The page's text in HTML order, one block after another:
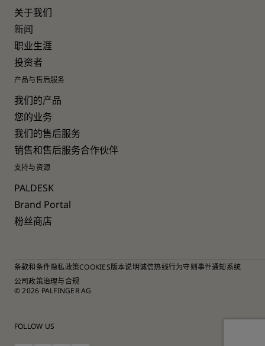
关于我们
新闻
职业生涯
投资者
产品与售后服务
我们的产品
您的业务
我们的售后服务
销售和售后服务合作伙伴
支持与资源
PALDESK
Brand Portal
粉丝商店
条款和条件隐私政策COOKIES版本说明诚信热线行为守则事件通知系统
公司政策治理与合规
© 2026 PALFINGER AG
FOLLOW US